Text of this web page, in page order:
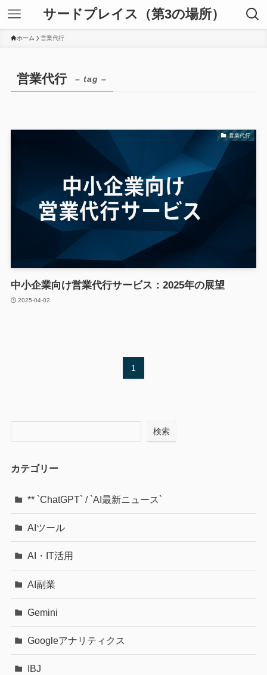
サードプレイス（第3の場所）
ホーム 営業代行
営業代行 – tag –
営業代行
中小企業向け営業代行サービス：2025年の展望
2025-04-02
1
検索
カテゴリー
** `ChatGPT` / `AI最新ニュース`
AIツール
AI・IT活用
AI副業
Gemini
Googleアナリティクス
IBJ